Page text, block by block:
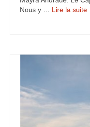
Nous y … Lire la suite­­